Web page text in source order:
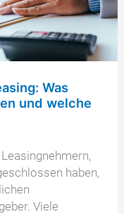
Was
und welche
haben,
Viele